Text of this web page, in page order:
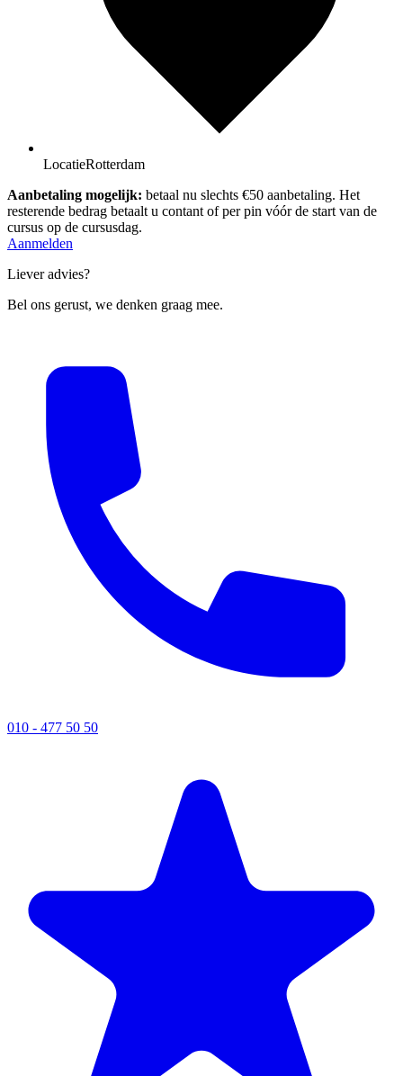
LocatieRotterdam
Aanbetaling mogelijk: betaal nu slechts €50 aanbetaling. Het
resterende bedrag betaalt u contant of per pin vóór de start van de
cursus op de cursusdag.
Aanmelden
Liever advies?
Bel ons gerust, we denken graag mee.
010 - 477 50 50